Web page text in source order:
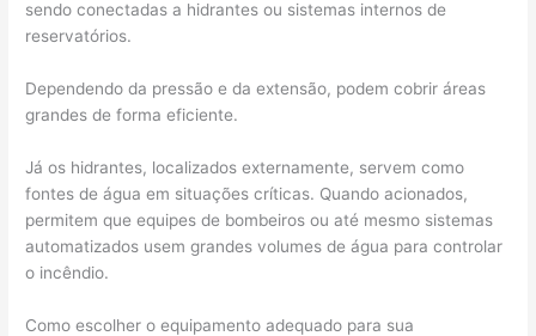
sendo conectadas a hidrantes ou sistemas internos de
reservatórios.
Dependendo da pressão e da extensão, podem cobrir áreas
grandes de forma eficiente.
Já os hidrantes, localizados externamente, servem como
fontes de água em situações críticas. Quando acionados,
permitem que equipes de bombeiros ou até mesmo sistemas
automatizados usem grandes volumes de água para controlar
o incêndio.
Como escolher o equipamento adequado para sua